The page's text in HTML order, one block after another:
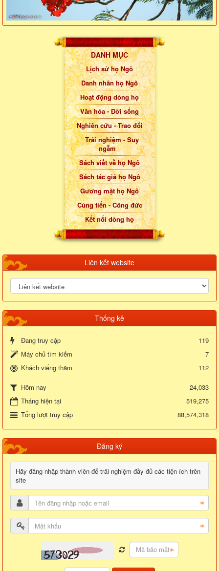
DANH MỤC
Lịch sử họ Ngô
Danh nhân họ Ngô
Hoạt động dòng họ
Văn hóa - Đời sống
Nghiên cứu - Trao đổi
Trải nghiệm - Suy
ngẫm
Sách viết về họ Ngô
Sách tác giả họ Ngô
Gương mặt họ Ngô
Cúng tiến - Công đức
Kết nối dòng họ
Liên kết website
Thống kê
Đang truy cập
119
Máy chủ tìm kiếm
7
Khách viếng thăm
112
Hôm nay
24,033
Tháng hiện tại
519,275
Tổng lượt truy cập
88,574,318
Đăng ký
Hãy đăng nhập thành viên để trải nghiệm đầy đủ các tiện ích trên
site